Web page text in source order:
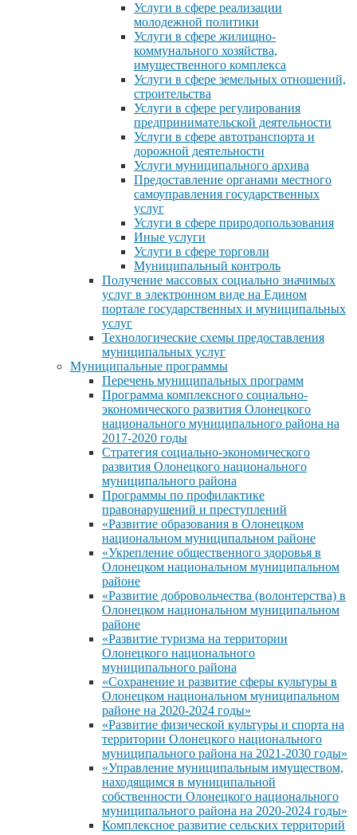
Услуги в сфере реализации
молодежной политики
Услуги в сфере жилищно-
коммунального хозяйства,
имущественного комплекса
Услуги в сфере земельных отношений,
строительства
Услуги в сфере регулирования
предпринимательской деятельности
Услуги в сфере автотранспорта и
дорожной деятельности
Услуги муниципального архива
Предоставление органами местного
самоуправления государственных
услуг
Услуги в сфере природопользования
Иные услуги
Услуги в сфере торговли
Муниципальный контроль
Получение массовых социально значимых
услуг в электронном виде на Едином
портале государственных и муниципальных
услуг
Технологические схемы предоставления
муниципальных услуг
Муниципальные программы
Перечень муниципальных программ
Программа комплексного социально-
экономического развития Олонецкого
национального муниципального района на
2017-2020 годы
Стратегия социально-экономического
развития Олонецкого национального
муниципального района
Программы по профилактике
правонарушений и преступлений
«Развитие образования в Олонецком
национальном муниципальном районе
«Укрепление общественного здоровья в
Олонецком национальном муниципальном
районе
«Развитие добровольчества (волонтерства) в
Олонецком национальном муниципальном
районе
«Развитие туризма на территории
Олонецкого национального
муниципального района
«Сохранение и развитие сферы культуры в
Олонецком национальном муниципальном
районе на 2020-2024 годы»
«Развитие физической культуры и спорта на
территории Олонецкого национального
муниципального района на 2021-2030 годы»
«Управление муниципальным имуществом,
находящимся в муниципальной
собственности Олонецкого национального
муниципального района на 2020-2024 годы»
Комплексное развитие сельских территорий